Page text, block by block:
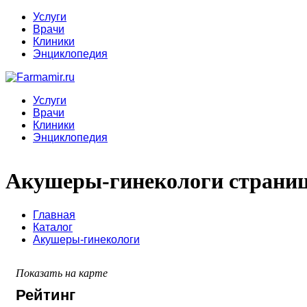
Услуги
Врачи
Клиники
Энциклопедия
Услуги
Врачи
Клиники
Энциклопедия
Акушеры-гинекологи
Главная
Каталог
Акушеры-гинекологи
Показать на карте
Рейтинг